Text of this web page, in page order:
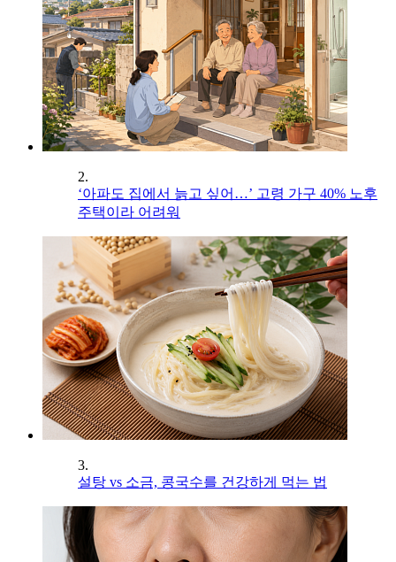
2.
‘아파도 집에서 늙고 싶어…’ 고령 가구 40% 노후
주택이라 어려워
3.
설탕 vs 소금, 콩국수를 건강하게 먹는 법